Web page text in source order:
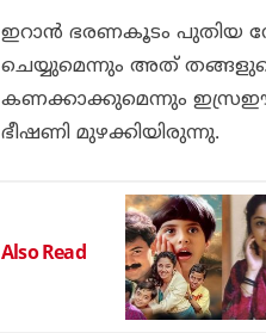
ഇറാന്‍ ഭരണകൂടം പുതിയ
ചെയ്യുമെന്നും അത്
കണക്കാക്കുമെന്നും
ഭീഷണി മുഴക്കിയിരുന്നു.
Also Read